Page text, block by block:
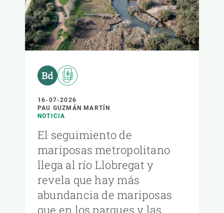
16-07-2026
PAU GUZMÁN MARTÍN
NOTICIA
El seguimiento de
mariposas metropolitano
llega al río Llobregat y
revela que hay más
abundancia de mariposas
que en los parques y las